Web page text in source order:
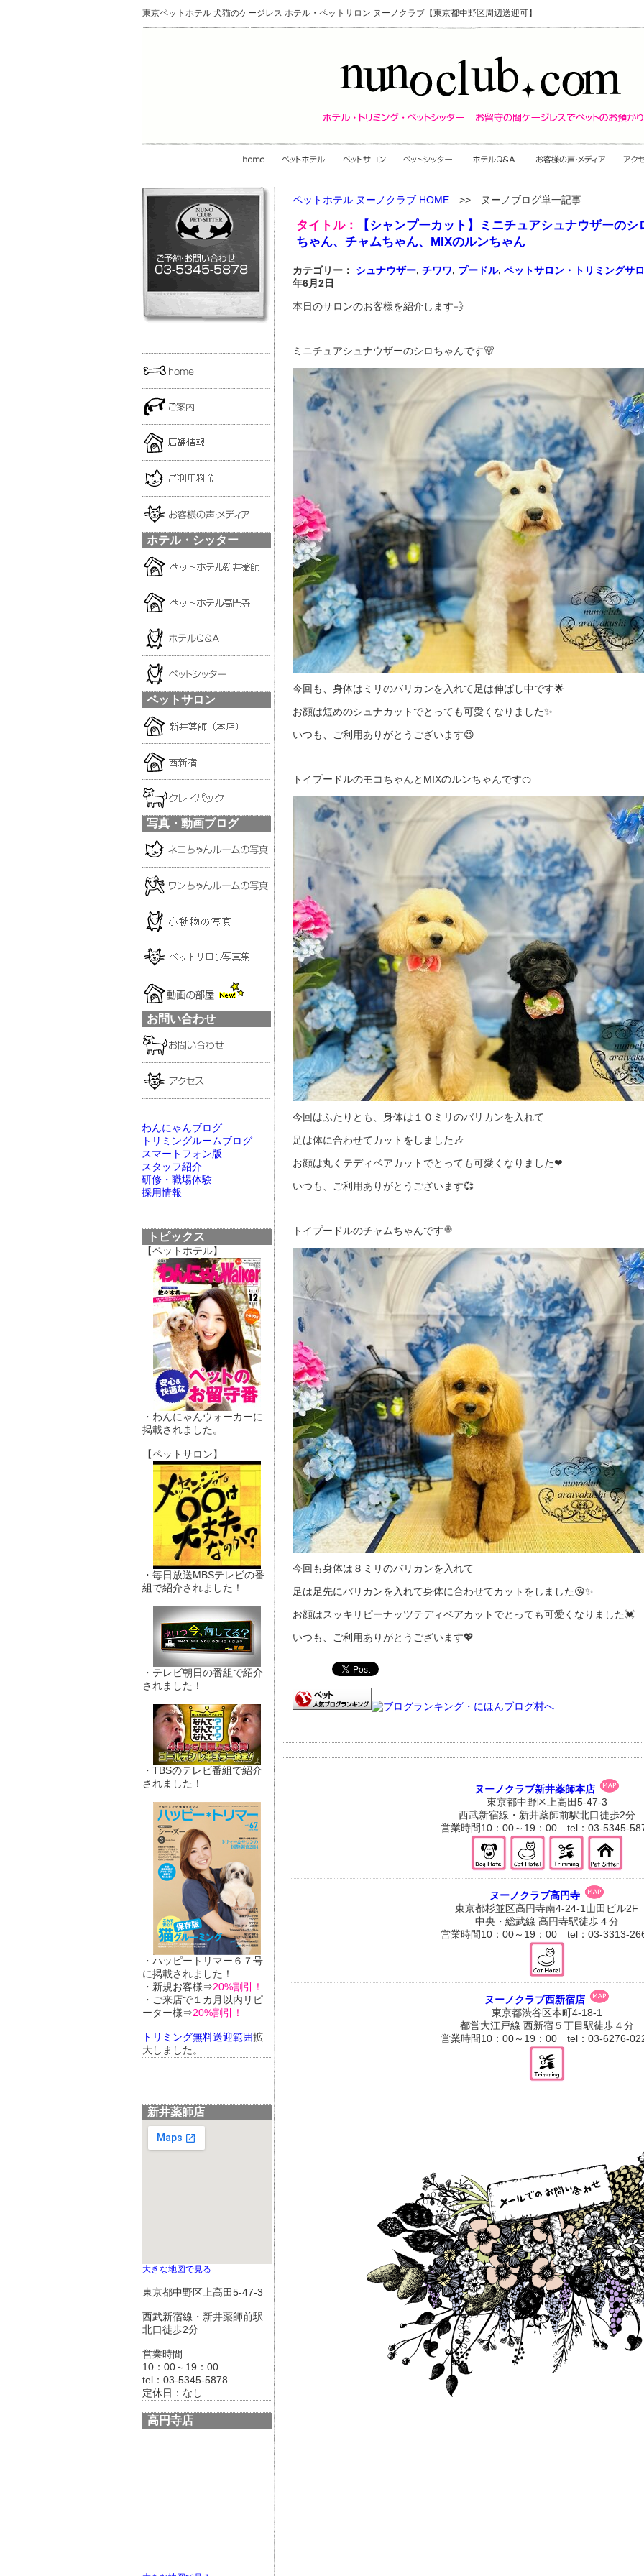
東京ペットホテル 犬猫のケージレス ホテル・ペットサロン ヌーノクラブ【東京都中野区周辺送迎可】
ホテル・シッター
ペットサロン
写真・動画ブログ
お問い合わせ
わんにゃんブログ
トリミングルームブログ
スマートフォン版
スタッフ紹介
研修・職場体験
採用情報
トピックス
【ペットホテル】
・わんにゃんウォーカーに
掲載されました。
【ペットサロン】
・毎日放送MBSテレビの番
組で紹介されました！
・テレビ朝日の番組で紹介
されました！
・TBSのテレビ番組で紹介
されました！
・ハッピートリマー６７号
に掲載されました！
・新規お客様⇒20%割引！
・ご来店で１カ月以内リピ
ーター様⇒20%割引！
トリミング無料送迎範囲拡
大しました。
新井薬師店
大きな地図で見る
東京都中野区上高田5-47-3
西武新宿線・新井薬師前駅
北口徒歩2分
営業時間
10：00～19：00
tel：03-5345-5878
定休日：なし
高円寺店
ペットホテル ヌーノクラブ HOME >> ヌーノブログ単一記事
タイトル：
【シャンプーカット】ミニチュアシュナウザーの
ちゃん、チャムちゃん、MIXのルンちゃん
カテゴリー： シュナウザー, チワワ, プードル, ペットサロン・トリミングサ
年6月2日
本日のサロンのお客様を紹介します💨
ミニチュアシュナウザーのシロちゃんです🐻
今回も、身体はミリのバリカンを入れて足は伸ばし中です🌟
お顔は短めのシュナカットでとっても可愛くなりました✨
いつも、ご利用ありがとうございます😉
トイプードルのモコちゃんとMIXのルンちゃんです🍊
今回はふたりとも、身体は１０ミリのバリカンを入れて
足は体に合わせてカットをしました🎶
お顔は丸くテディベアカットでとっても可愛くなりました❤
いつも、ご利用ありがとうございます💞
トイプードルのチャムちゃんです🍭
今回も身体は８ミリのバリカンを入れて
足は足先にバリカンを入れて身体に合わせてカットをしました😘✨
お顔はスッキリピーナッツテディベアカットでとっても可愛くなりました💓
いつも、ご利用ありがとうございます💖
ヌーノクラブ新井薬師本店
東京都中野区上高田5-47-3
西武新宿線・新井薬師前駅北口徒歩2分
営業時間10：00～19：00 tel：03-5345-
ヌーノクラブ高円寺
東京都杉並区高円寺南4-24-1山田ビル2F
中央・総武線 高円寺駅徒歩４分
営業時間10：00～19：00 tel：03-3313-
ヌーノクラブ西新宿店
東京都渋谷区本町4-18-1
都営大江戸線 西新宿５丁目駅徒歩４分
営業時間10：00～19：00 tel：03-6276-